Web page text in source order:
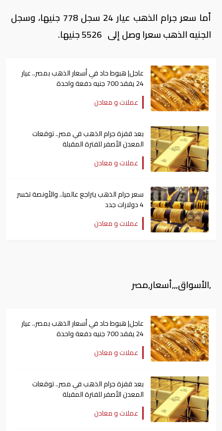
أما سعر جرام الذهب عيار 24 سجل 778 جنيها، وسجل
الجنيه الذهب سعرا وصل إلى 5526 جنيها.
عاجل| هبوط حاد في أسعار الذهب بمصر.. عيار
24 يفقد 700 جنيه دفعة واحدة
عملات و معادن
بعد قفزة جرام الذهب في مصر.. توقعات
المعدن الأصفر للفترة المقبلة
عملات و معادن
سعر جرام الذهب يتراجع عالميا.. والأونصة تخسر
4 دولارات جدد
عملات و معادن
,الأسواق,,,أسعار,مصر
عاجل| هبوط حاد في أسعار الذهب بمصر.. عيار
24 يفقد 700 جنيه دفعة واحدة
عملات و معادن
بعد قفزة جرام الذهب في مصر.. توقعات
المعدن الأصفر للفترة المقبلة
عملات و معادن